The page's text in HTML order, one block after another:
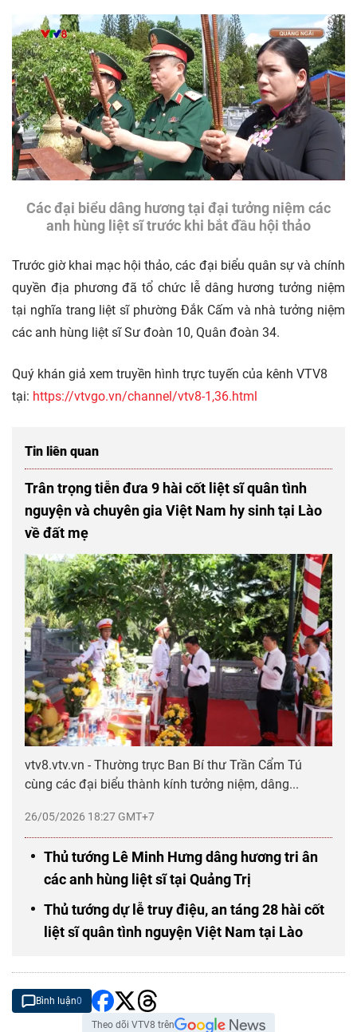
Các đại biểu dâng hương tại đại tưởng niệm các
anh hùng liệt sĩ trước khi bắt đầu hội thảo
Trước giờ khai mạc hội thảo, các đại biểu quân sự và chính
quyền địa phương đã tổ chức lễ dâng hương tưởng niệm
tại nghĩa trang liệt sĩ phường Đắk Cấm và nhà tưởng niệm
các anh hùng liệt sĩ Sư đoàn 10, Quân đoàn 34.
Quý khán giả xem truyền hình trực tuyến của kênh VTV8
tại: https://vtvgo.vn/channel/vtv8-1,36.html
Tin liên quan
Trân trọng tiễn đưa 9 hài cốt liệt sĩ quân tình
nguyện và chuyên gia Việt Nam hy sinh tại Lào
về đất mẹ
26/05/2026 18:27 GMT+7
vtv8.vtv.vn - Thường trực Ban Bí thư Trần Cẩm Tú
cùng các đại biểu thành kính tưởng niệm, dâng...
Thủ tướng Lê Minh Hưng dâng hương tri ân
các anh hùng liệt sĩ tại Quảng Trị
Thủ tướng dự lễ truy điệu, an táng 28 hài cốt
liệt sĩ quân tình nguyện Việt Nam tại Lào
Bình luận0
Theo dõi VTV8 trên